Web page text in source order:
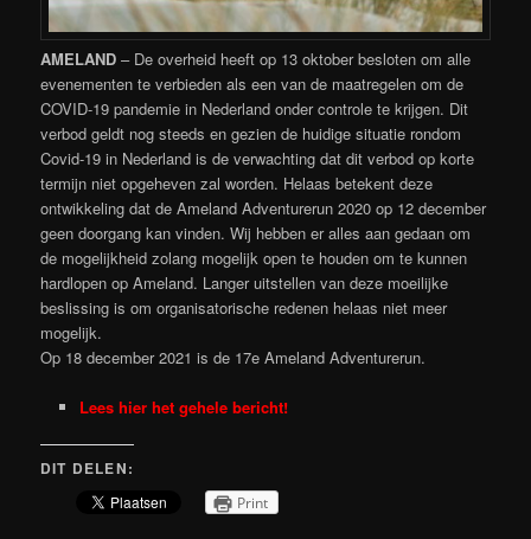
AMELAND – De overheid heeft op 13 oktober besloten om alle
evenementen te verbieden als een van de maatregelen om de
COVID-19 pandemie in Nederland onder controle te krijgen. Dit
verbod geldt nog steeds en gezien de huidige situatie rondom
Covid-19 in Nederland is de verwachting dat dit verbod op korte
termijn niet opgeheven zal worden. Helaas betekent deze
ontwikkeling dat de Ameland Adventurerun 2020 op 12 december
geen doorgang kan vinden. Wij hebben er alles aan gedaan om
de mogelijkheid zolang mogelijk open te houden om te kunnen
hardlopen op Ameland. Langer uitstellen van deze moeilijke
beslissing is om organisatorische redenen helaas niet meer
mogelijk.
Op 18 december 2021 is de 17e Ameland Adventurerun.
Lees hier het gehele bericht!
DIT DELEN:
Print